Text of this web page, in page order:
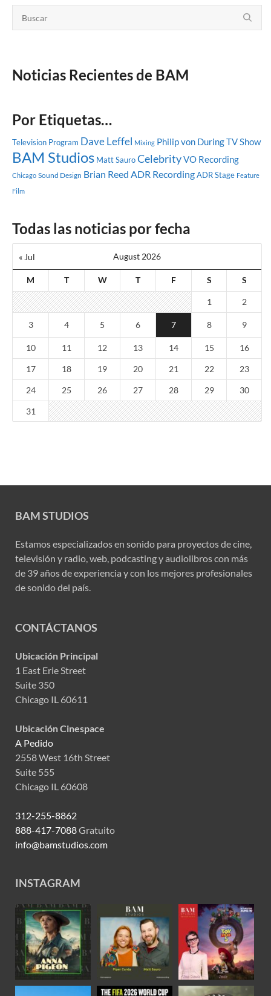
Noticias Recientes de BAM
Por Etiquetas…
Television Program Dave Leffel Mixing Philip von DuringTV Show
BAM Studios Matt SauroCelebrityVO Recording
Chicago Sound Design Brian Reed ADR RecordingADR Stage Feature
Film
Todas las noticias por fecha
August 2026
M T W T F S S
« Jul
1 2
3 4 5 6 7 8 9
10 11 12 13 14 15 16
17 18 19 20 21 22 23
24 25 26 27 28 29 30
31
BAM STUDIOS
Estamos especializados en sonido para proyectos de cine,
televisión y radio, web, podcasting y audiolibros con más
de 39 años de experiencia y con los mejores profesionales
de sonido del país.
CONTÁCTANOS
Ubicación Principal
1 East Erie Street
Suite 350
Chicago IL 60611
Ubicación Cinespace
A Pedido
2558 West 16th Street
Suite 555
Chicago IL 60608
312-255-8862
888-417-7088Gratuito
info@bamstudios.com
INSTAGRAM